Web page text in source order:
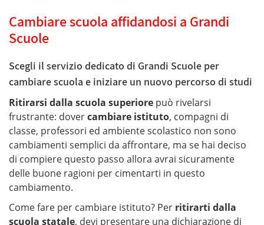
Cambiare scuola affidandosi a Grandi
Scuole
Scegli il servizio dedicato di Grandi Scuole per
cambiare scuola e iniziare un nuovo percorso di studi
Ritirarsi dalla scuola superiore può rivelarsi
frustrante: dovercambiare istituto, compagni di
classe, professori ed ambiente scolastico non sono
cambiamenti semplici da affrontare, ma se hai deciso
di compiere questo passo allora avrai sicuramente
delle buone ragioni per cimentarti in questo
cambiamento.
Come fare per cambiare istituto? Per ritirarti dalla
scuola statale, devi presentare una dichiarazione di